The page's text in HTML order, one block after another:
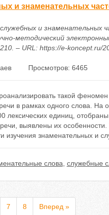
и знаменательных
и знаменательных
методический
– URL: https://e-koncept.ru/
Просмотров: 6465
такой
в рамках одного слова. На
лексических единиц,
выявлены их
изучения знаменательных и
слова служебные
7 8 Вперед »